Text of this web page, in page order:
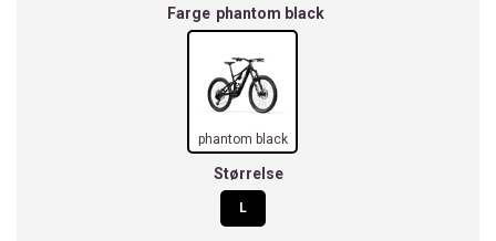
Farge phantom black
phantom black
Størrelse
L